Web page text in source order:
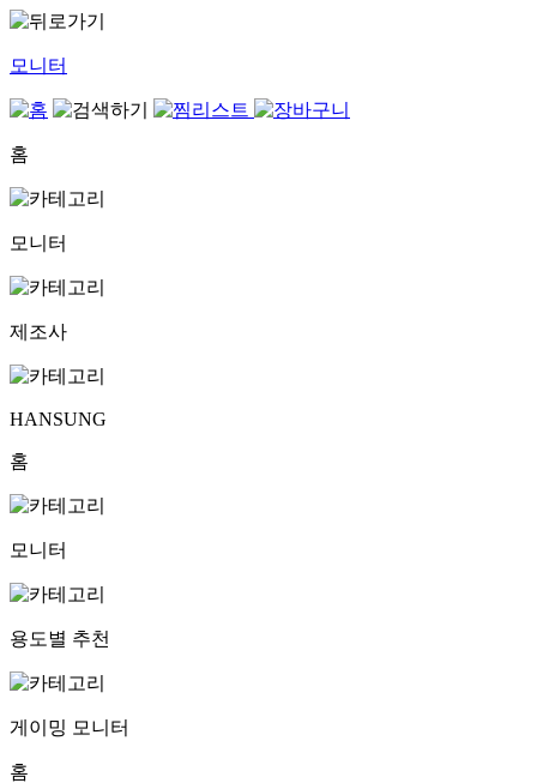
모니터
홈
모니터
제조사
HANSUNG
홈
모니터
용도별 추천
게이밍 모니터
홈